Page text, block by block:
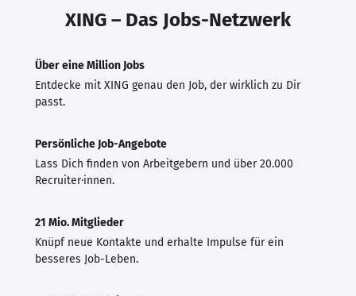
XING – Das Jobs-Netzwerk
Über eine Million Jobs
Entdecke mit XING genau den Job, der wirklich zu Dir
passt.
Persönliche Job-Angebote
Lass Dich finden von Arbeitgebern und über 20.000
Recruiter·innen.
21 Mio. Mitglieder
Knüpf neue Kontakte und erhalte Impulse für ein
besseres Job-Leben.